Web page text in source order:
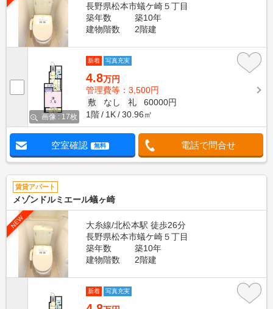
長野県松本市蟻ケ崎５丁目
築年数
築10年
建物階数
2階建
画像 : 17枚
新着 写真充実
4.8万円
管理費等：3,500円
敷
なし 礼
60000円
1階
1K 30.96㎡
空室確認 無料 電話で問合せ
賃貸アパート
メゾンドルミエール蟻ヶ崎
NEW
大糸線/北松本駅 徒歩26分
長野県松本市蟻ケ崎５丁目
築年数
築10年
建物階数
2階建
新着 写真充実